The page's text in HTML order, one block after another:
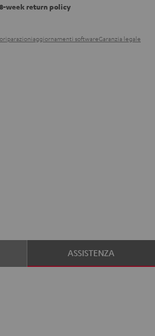
week return policy
riparazioniaggiornamenti softwareGaranzia legale
ASSISTENZA